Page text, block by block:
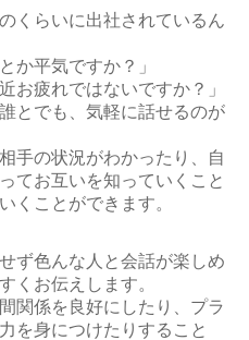
くらいに出社されているん
か平気ですか？」
お疲れではないですか？」
とでも、気軽に話せるのが
手の状況がわかったり、自
てお互いを知っていくこと
くことができます。
ず色んな人と会話が楽しめ
くお伝えします。
関係を良好にしたり、プラ
を身につけたりすること